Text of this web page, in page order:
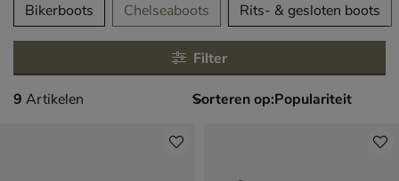
over
Bikerboots Chelseaboots Rits- & gesloten boots
Filter
9 artikelen
9 Artikelen Sorteren op: